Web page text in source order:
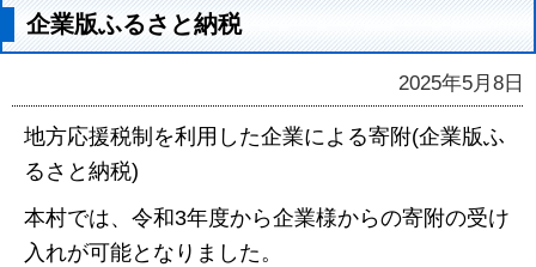
企業版ふるさと納税
2025年5月8日
地方応援税制を利用した企業による寄附(企業版ふ
るさと納税)
本村では、令和3年度から企業様からの寄附の受け
入れが可能となりました。